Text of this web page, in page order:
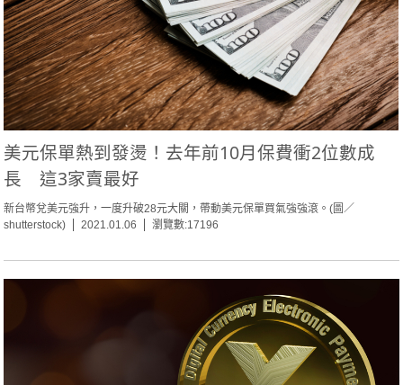
美元保單熱到發燙！去年前10月保費衝2位數成
長 這3家賣最好
新台幣兌美元強升，一度升破28元大關，帶動美元保單買氣強強滾。(圖／
shutterstock)
2021.01.06 瀏覽數:17196